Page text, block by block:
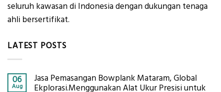
seluruh kawasan di Indonesia dengan dukungan tenaga
ahli bersertifikat.
LATEST POSTS
06
Aug
Jasa Pemasangan Bowplank Mataram, Global
Ekplorasi.Menggunakan Alat Ukur Presisi untuk